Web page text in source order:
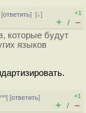
[ответить][↓]
+1
+ / –
которые будут
языков
] [ответить]
+1
+ / –